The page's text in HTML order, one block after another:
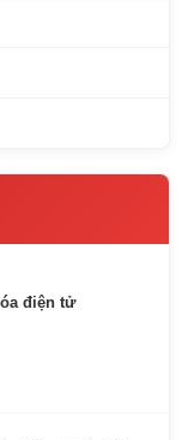
điện tử